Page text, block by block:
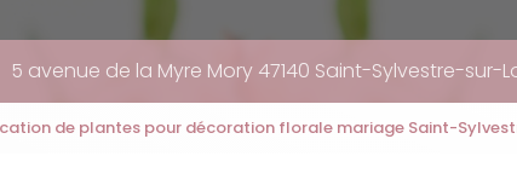
5 avenue de la Myre Mory 47140 Saint-Sylvestre-sur-
de plantes pour décoration florale mariage Saint-